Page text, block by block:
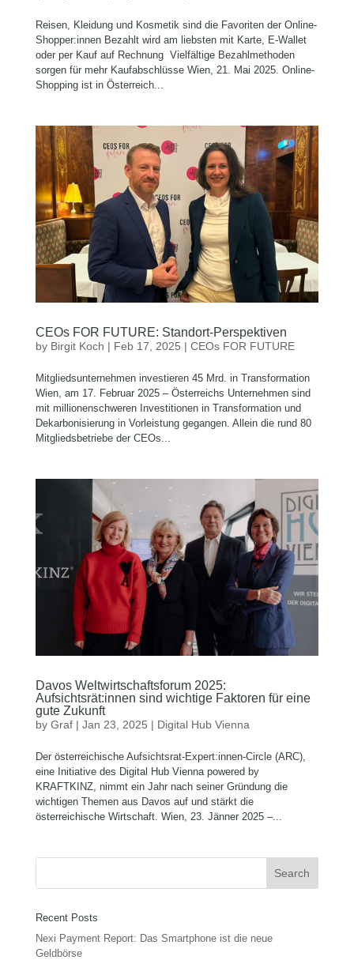
Reisen, Kleidung und Kosmetik sind die Favoriten der Online-
Shopper:innen Bezahlt wird am liebsten mit Karte, E-Wallet
oder per Kauf auf Rechnung Vielfältige Bezahlmethoden
sorgen für mehr Kaufabschlüsse Wien, 21. Mai 2025. Online-
Shopping ist in Österreich...
CEOs FOR FUTURE: Standort-Perspektiven
by Birgit Koch | Feb 17, 2025 | CEOs FOR FUTURE
Mitgliedsunternehmen investieren 45 Mrd. in Transformation
Wien, am 17. Februar 2025 – Österreichs Unternehmen sind
mit millionenschweren Investitionen in Transformation und
Dekarbonisierung in Vorleistung gegangen. Allein die rund 80
Mitgliedsbetriebe der CEOs...
Davos Weltwirtschaftsforum 2025:
Aufsichtsrät:innen sind wichtige Faktoren für eine
gute Zukunft
by Graf| Jan 23, 2025 | Digital Hub Vienna
Der österreichische Aufsichtsrat-Expert:innen-Circle (ARC),
eine Initiative des Digital Hub Vienna powered by
KRAFTKINZ, nimmt ein Jahr nach seiner Gründung die
wichtigen Themen aus Davos auf und stärkt die
österreichische Wirtschaft. Wien, 23. Jänner 2025 –...
Recent Posts
Nexi Payment Report: Das Smartphone ist die neue
Geldbörse